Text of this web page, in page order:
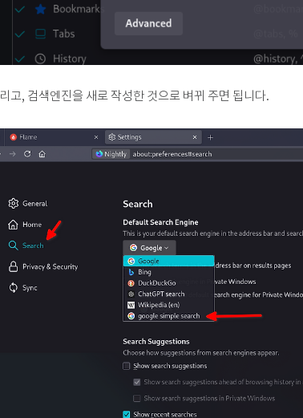
고, 검색엔진을 새로 작성한 것으로 벼뀌 주면 됩니다.